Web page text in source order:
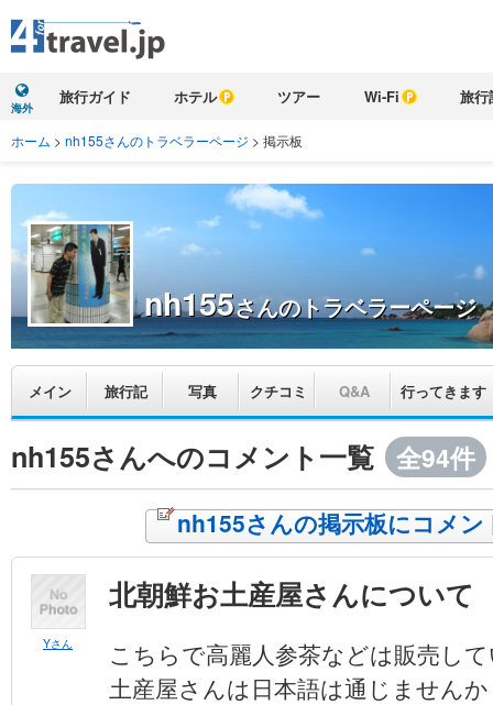
海外
旅行ガイド ホテル ツアー Wi-Fi 旅行
ホーム > nh155さんのトラベラーページ > 掲示板
nh155さんのトラベラーページ
メイン 旅行記 写真 クチコミ Q&A 行ってきます
nh155さんへのコメント一覧 全94件
nh155さんの掲示板にコメン
Yさん
北朝鮮お土産屋さんについて
こちらで高麗人参茶などは販売し
土産屋さんは日本語は通じません